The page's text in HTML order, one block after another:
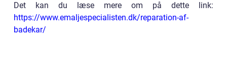
Det kan du læse mere om på dette link:
https://www.emaljespecialisten.dk/reparation-af-
badekar/